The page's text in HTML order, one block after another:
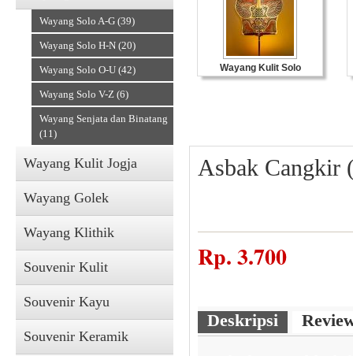
Wayang Solo A-G (39)
Wayang Solo H-N (20)
Wayang Solo O-U (42)
Wayang Solo V-Z (6)
Wayang Senjata dan Binatang
(11)
Wayang Kulit Jogja
Wayang Golek
Wayang Klithik
Souvenir Kulit
Souvenir Kayu
Souvenir Keramik
Wayang Kulit Solo
Asbak Cangkir
Rp.3.700
Deskripsi